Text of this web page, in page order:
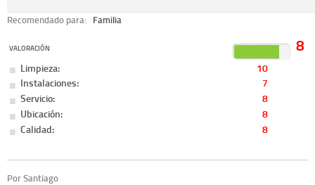
Recomendado para: Familia
VALORACIÓN 8
Limpieza:
10
Instalaciones:
7
Servicio:
8
Ubicación:
8
Calidad:
8
Por Santiago